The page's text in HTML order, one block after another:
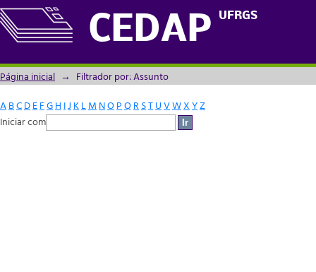
CEDAP UFRGS
Filtrador por: Assunto
Página inicial → Filtrador por: Assunto
ABCDEFGH IJ KLM NOPQRSTUVWXYZ
Iniciar com